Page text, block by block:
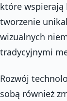
które wspierają
tworzenie
wizualnych
tradycyjnymi
Rozwój
sobą również